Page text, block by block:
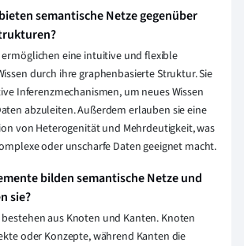
semantische Netze gegenüber
ermöglichen eine intuitive und flexible
durch ihre graphenbasierte Struktur. Sie
Inferenzmechanismen, um neues Wissen
abzuleiten. Außerdem erlauben sie eine
von Heterogenität und Mehrdeutigkeit, was
oder unscharfe Daten geeignet macht.
bilden semantische Netze und
sie?
aus Knoten und Kanten. Knoten
oder Konzepte, während Kanten die